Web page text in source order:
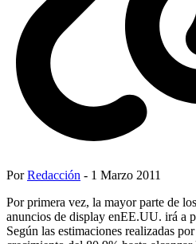
PorRedacción - 1 Marzo 2011
Por primera vez, la mayor parte de
anuncios de display enEE.UU. irá a
Según las estimaciones realizadas